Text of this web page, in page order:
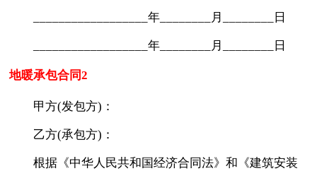
__________________年________月________日
__________________年________月________日
地暖承包合同2
甲方(发包方)：
乙方(承包方)：
根据《中华人民共和国经济合同法》和《建筑安装